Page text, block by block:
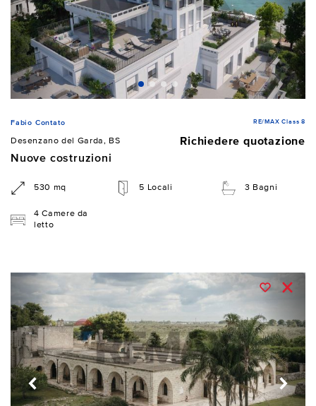
Fabio Contato RE/MAX Class 8
Desenzano del Garda, BS
Richiedere quotazione
Nuove costruzioni
530 mq 5 Locali 3 Bagni
4 Camere da
letto